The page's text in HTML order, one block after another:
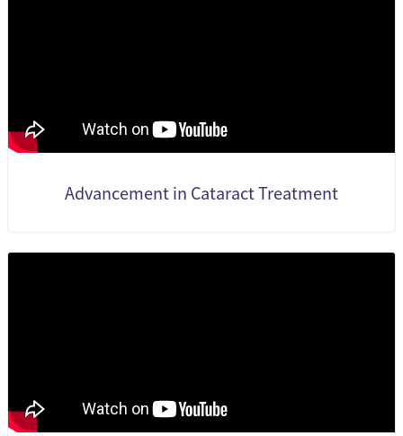
Advancement in Cataract Treatment